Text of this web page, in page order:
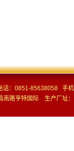
话：0851-85638058
南路亨特国际 生产厂址